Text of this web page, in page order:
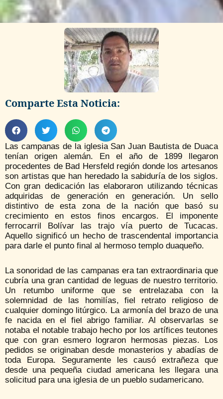
Comparte Esta Noticia:
Las campanas de la iglesia San Juan Bautista de Duaca
tenían origen alemán. En el año de 1899 llegaron
procedentes de Bad Hersfeld región donde los artesanos
son artistas que han heredado la sabiduría de los siglos.
Con gran dedicación las elaboraron utilizando técnicas
adquiridas de generación en generación. Un sello
distintivo de esta zona de la nación que basó su
crecimiento en estos finos encargos. El imponente
ferrocarril Bolívar las trajo vía puerto de Tucacas.
Aquello significó un hecho de trascendental importancia
para darle el punto final al hermoso templo duaqueño.
La sonoridad de las campanas era tan extraordinaria que
cubría una gran cantidad de leguas de nuestro territorio.
Un retumbo uniforme que se entrelazaba con la
solemnidad de las homilías, fiel retrato religioso de
cualquier domingo litúrgico. La armonía del brazo de una
fe nacida en el fiel abrigo familiar. Al observarlas se
notaba el notable trabajo hecho por los artífices teutones
que con gran esmero lograron hermosas piezas. Los
pedidos se originaban desde monasterios y abadías de
toda Europa. Seguramente les causó extrañeza que
desde una pequeña ciudad americana les llegara una
solicitud para una iglesia de un pueblo sudamericano.